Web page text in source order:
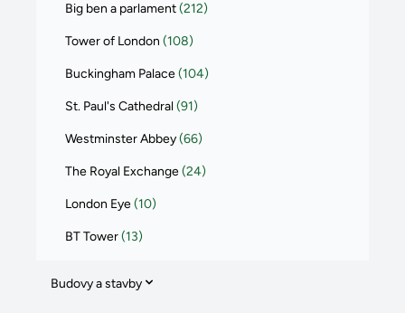
Big ben a parlament(212)
Tower of London (108)
Buckingham Palace(104)
St. Paul's Cathedral(91)
Westminster Abbey(66)
The Royal Exchange(24)
London Eye(10)
BT Tower(13)
Budovy a stavby